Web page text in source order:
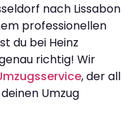
nach Lissabon
professionellen
du bei Heinz
richtig! Wir
, der all
Umzug